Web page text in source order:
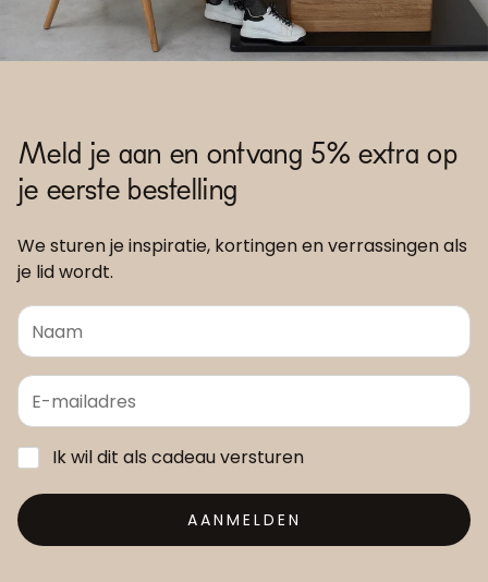
Meld je aan en ontvang 5% extra op
je eerste bestelling
We sturen je inspiratie, kortingen en verrassingen als
je lid wordt.
Ik wil dit als cadeau versturen
AANMELDEN